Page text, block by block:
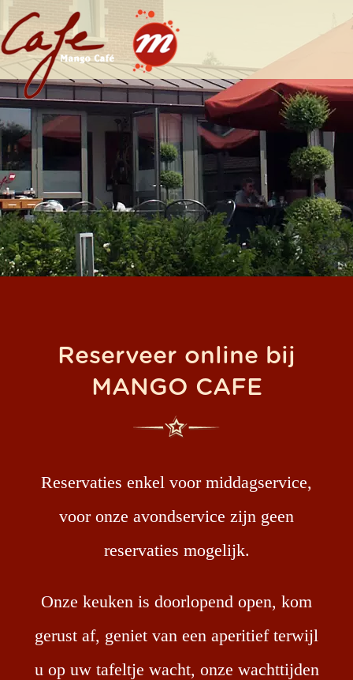
Reserveer online bij
MANGO CAFE
Reservaties enkel voor middagservice,
voor onze avondservice zijn geen
reservaties mogelijk.
Onze keuken is doorlopend open, kom
gerust af, geniet van een aperitief terwijl
u op uw tafeltje wacht, onze wachttijden